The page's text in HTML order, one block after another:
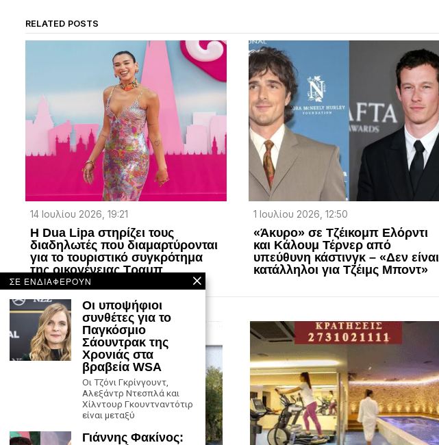
RELATED POSTS
14 Ιουλίου 2026, 19:21
Η Dua Lipa στηρίζει τους
διαδηλωτές που διαμαρτύρονται
για το τουριστικό συγκρότημα
της οικογένειας Τραμπ
1 Ιουλίου 2026, 12:50
«Άκυρο» σε Τζέικομπ Ελόρντι
και Κάλουμ Τέρνερ από
υπεύθυνη κάστινγκ – «Δεν είναι
κατάλληλοι για Τζέιμς Μποντ»
ΣΕ ΕΝΔΙΑΦΕΡΟΥΝ
Οι υποψήφιοι
συνθέτες για το
Παγκόσμιο
Σάουντρακ της
Χρονιάς στα
βραβεία WSA
Οι Τζόνι Γκρίνγουντ,
Αλεξάντρ Ντεσπλά και
Χίλντουρ Γκουντναντότιρ
είναι μεταξύ
Γιάννης Φακίνος: